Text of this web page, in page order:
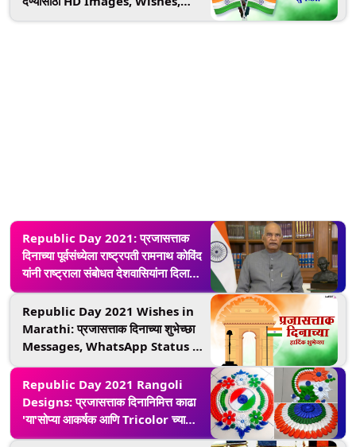
Republic Day 2021: प्रजासत्ताक
दिनाच्या पूर्वसंध्येला राष्ट्रपती रामनाथ कोविंद
यांनी राष्ट्राला संबोधत देशवासियांना दिला
मोलाचा संदेश, भारतीय सैन्यासह शेतक-
यांविषयी व्यक्त केली कृतज्ञता
Republic Day 2021 Wishes in
Marathi: प्रजासत्ताक दिनाच्या शुभेच्छा
Messages, WhatsApp Status च्या
माध्यमातून देऊन भारतमातेला करा सलाम!
Republic Day 2021 Rangoli
Designs: प्रजासत्ताक दिनानिमित्त काढा
'या'सोप्या आकर्षक आणि Tricolor च्या
रांगोळी डिझाइन्स